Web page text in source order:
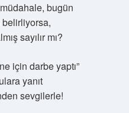
bugün
sayılır mı?
için darbe yaptı”
yanıt
sevgilerle!